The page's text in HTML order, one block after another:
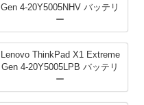
Gen 4-20Y5005NHV バッテリ
ー
Lenovo ThinkPad X1 Extreme
Gen 4-20Y5005LPB バッテリ
ー